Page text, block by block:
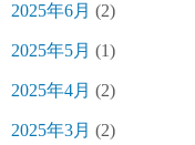
2025年6月 (2)
2025年5月 (1)
2025年4月 (2)
2025年3月 (2)